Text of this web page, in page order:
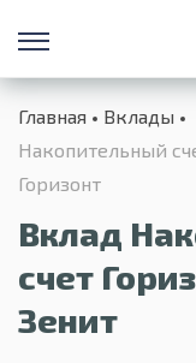
Главная
Вклады
Накопительный
Горизонт
Вклад
счет
Зенит